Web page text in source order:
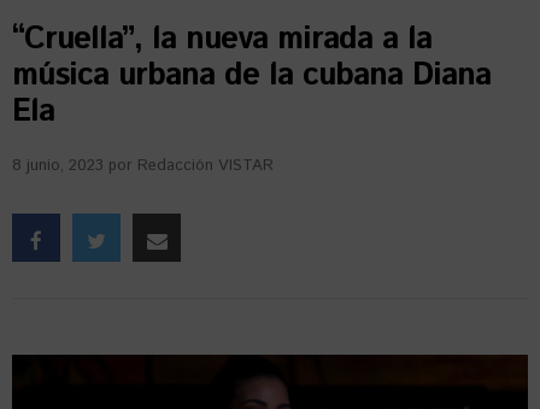
“Cruella”, la nueva mirada a la
música urbana de la cubana Diana
Ela
8 junio, 2023 por Redacción VISTAR